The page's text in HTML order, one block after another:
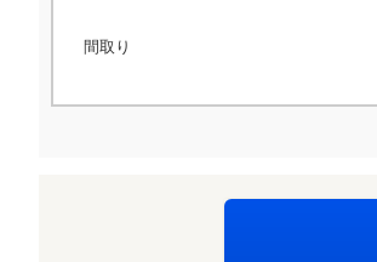
間取り